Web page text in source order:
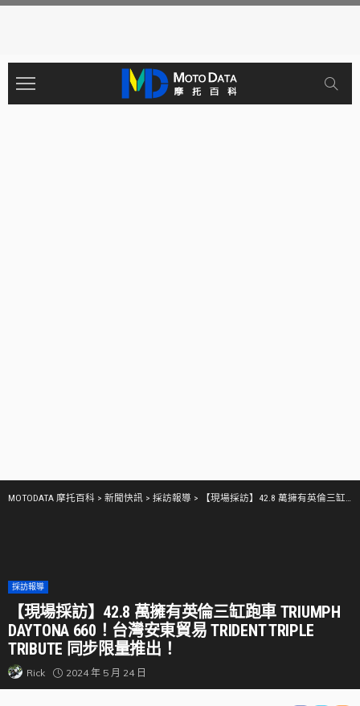
MOTODATA 摩托百科 > 新聞快訊 > 採訪報導 > 【現場採訪】42.8 萬擁有英倫三缸跑車 Triumph DAYTONA 660！台灣安東貿易 TRIDENT Triple Tribute 同步限量推出！
採訪報導
【現場採訪】42.8 萬擁有英倫三缸跑車 TRIUMPH
DAYTONA 660！台灣安東貿易 TRIDENT TRIPLE
TRIBUTE 同步限量推出！
Rick 2024 年 5 月 24 日